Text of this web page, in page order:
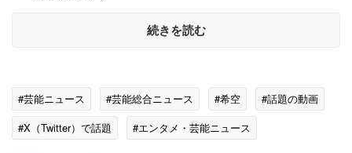
続きを読む
#芸能ニュース #芸能総合ニュース #希空
#話題の動画
#X（Twitter）で話題
#エンタメ・芸能ニュース